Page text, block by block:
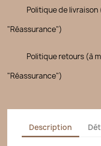
Politique de
"Réassurance")
Politique retours (à
"Réassurance")
Description